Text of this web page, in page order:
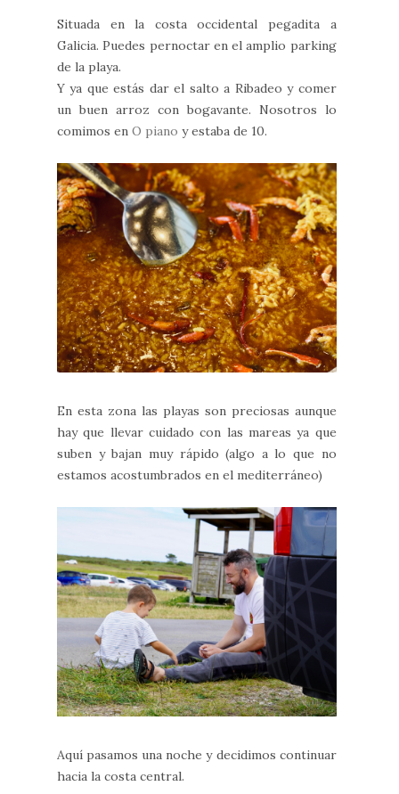
Situada en la costa occidental pegadita a
Galicia. Puedes pernoctar en el amplio parking
de la playa.
Y ya que estás dar el salto a Ribadeo y comer
un buen arroz con bogavante. Nosotros lo
comimos en O piano y estaba de 10.
En esta zona las playas son preciosas aunque
hay que llevar cuidado con las mareas ya que
suben y bajan muy rápido (algo a lo que no
estamos acostumbrados en el mediterráneo)
Aquí pasamos una noche y decidimos continuar
hacia la costa central.